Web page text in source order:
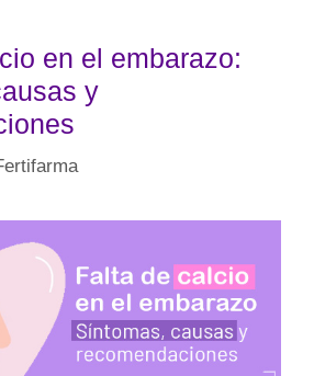
en el embarazo:
y